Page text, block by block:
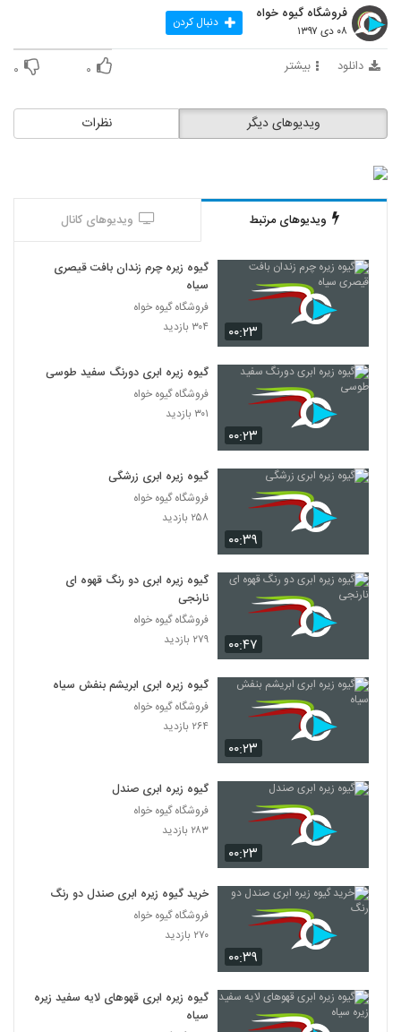
فروشگاه گیوه خواه
۰۸ دی ۱۳۹۷ دنبال کردن
دانلود بیشتر ۰ ۰
نظرات ویدیوهای دیگر
ویدیوهای مرتبط ویدیوهای کانال
۰۰:۲۳
گیوه زیره چرم زندان بافت قیصری
سیاه
فروشگاه گیوه خواه
۳۰۴ بازدید
۰۰:۲۳
گیوه زیره ابری دورنگ سفید طوسی
فروشگاه گیوه خواه
۳۰۱ بازدید
۰۰:۳۹
گیوه زیره ابری زرشگی
فروشگاه گیوه خواه
۲۵۸ بازدید
۰۰:۴۷
گیوه زیره ابری دو رنگ قهوه ای
نارنجی
فروشگاه گیوه خواه
۲۷۹ بازدید
۰۰:۲۳
گیوه زیره ابری ابریشم بنفش سیاه
فروشگاه گیوه خواه
۲۶۴ بازدید
۰۰:۲۳
گیوه زیره ابری صندل
فروشگاه گیوه خواه
۲۸۳ بازدید
۰۰:۳۹
خرید گیوه زیره ابری صندل دو رنگ
فروشگاه گیوه خواه
۲۷۰ بازدید
گیوه زیره ابری قهوهای لایه سفید زیره
سیاه